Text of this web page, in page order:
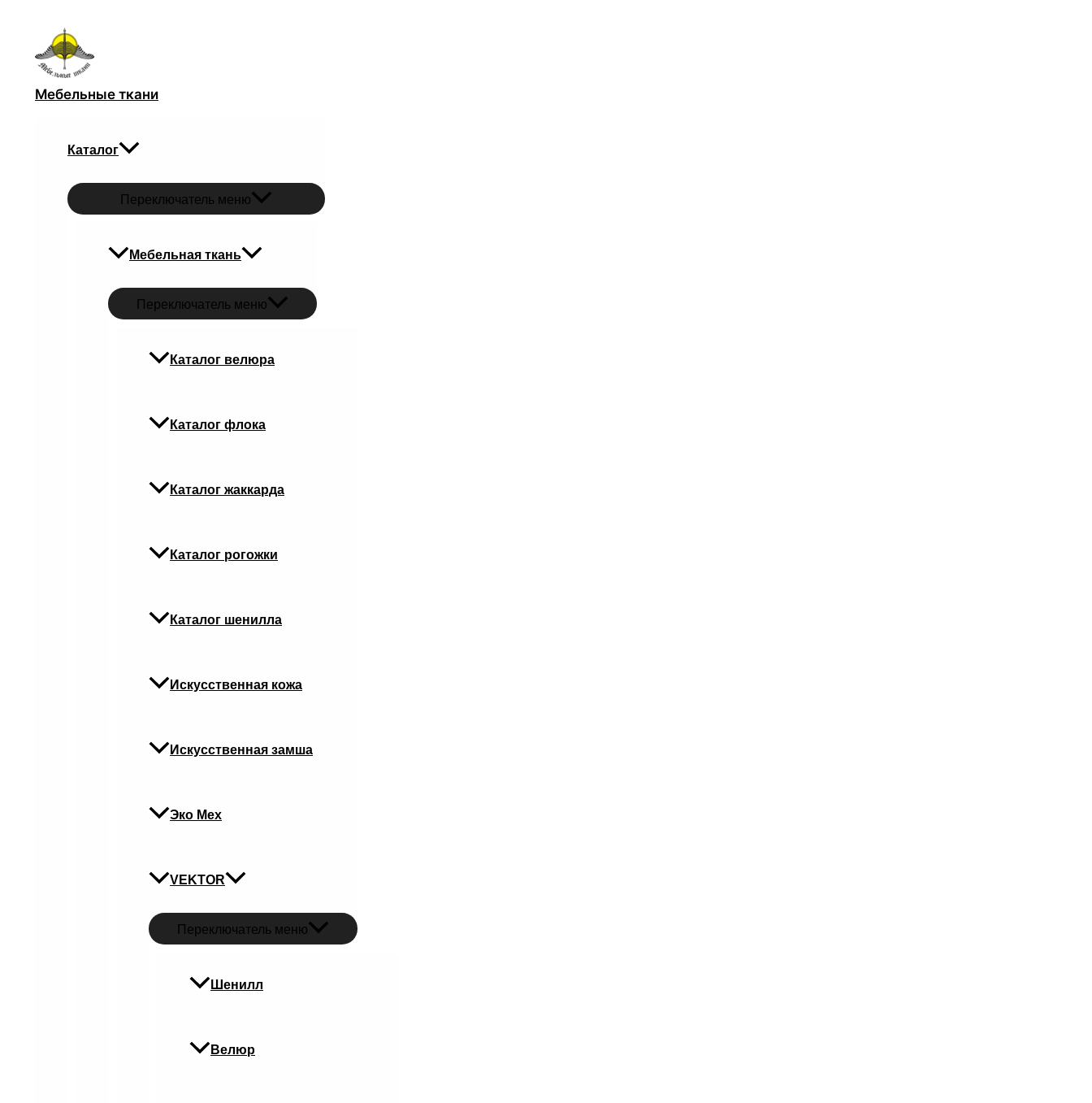
Мебельные ткани
Каталог
Переключатель меню
Мебельная ткань
Переключатель меню
Каталог велюра
Каталог флока
Каталог жаккарда
Каталог рогожки
Каталог шенилла
Искусственная кожа
Искусственная замша
Эко Мех
VEKTOR
Переключатель меню
Шенилл
Велюр